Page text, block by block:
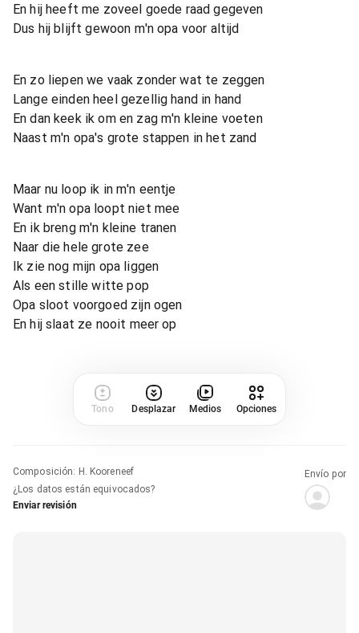
En hij heeft me zoveel goede raad gegeven
Dus hij blijft gewoon m'n opa voor altijd
En zo liepen we vaak zonder wat te zeggen
Lange einden heel gezellig hand in hand
En dan keek ik om en zag m'n kleine voeten
Naast m'n opa's grote stappen in het zand
Maar nu loop ik in m'n eentje
Want m'n opa loopt niet mee
En ik breng m'n kleine tranen
Naar die hele grote zee
Ik zie nog mijn opa liggen
Als een stille witte pop
Opa sloot voorgoed zijn ogen
En hij slaat ze nooit meer op
Tono Desplazar Medios Opciones
Composición: H. Kooreneef
¿Los datos están equivocados?
Enviar revisión
Envío por